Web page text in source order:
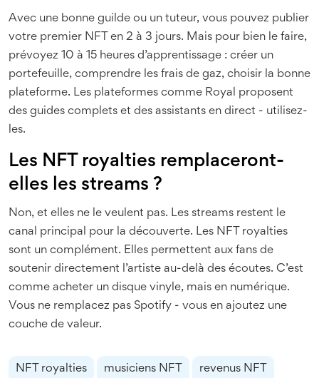
Avec une bonne guilde ou un tuteur, vous pouvez publier
votre premier NFT en 2 à 3 jours. Mais pour bien le faire,
prévoyez 10 à 15 heures d’apprentissage : créer un
portefeuille, comprendre les frais de gaz, choisir la bonne
plateforme. Les plateformes comme Royal proposent
des guides complets et des assistants en direct - utilisez-
les.
Les NFT royalties remplaceront-
elles les streams ?
Non, et elles ne le veulent pas. Les streams restent le
canal principal pour la découverte. Les NFT royalties
sont un complément. Elles permettent aux fans de
soutenir directement l’artiste au-delà des écoutes. C’est
comme acheter un disque vinyle, mais en numérique.
Vous ne remplacez pas Spotify - vous en ajoutez une
couche de valeur.
NFT royalties musiciens NFT revenus NFT